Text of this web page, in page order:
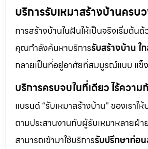
บริการรับเหมาสร้างบ้านคร
การสร้างบ้านในฝันให้เป็นจริงเริ่มต้น
คุณกำลังค้นหาบริการรับสร้างบ้าน ใ
กลายเป็นที่อยู่อาศัยที่สมบูรณ์แบบ แข็
บริการครบจบในที่เดียว ไร้ความ
แบรนด์ “รับเหมาสร้างบ้าน” ของเราให้
ตามประสานงานกับผู้รับเหมาหลายฝ่าย
สามารถเข้ามาใช้บริการรับปรึกษาก่อ